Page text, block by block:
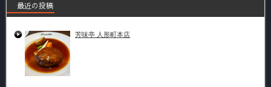
最近の投稿
芳味亭 人形町本店